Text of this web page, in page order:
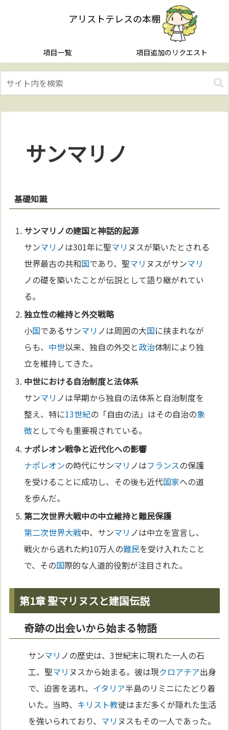
アリストテレスの本棚
項目一覧 項目追加のリクエスト
サンマリノ
基礎知識
サンマリ ノの建国と神話的起源
サンマリ ノは301年に聖マリ ヌスが築いたとされる
世界最古の共和国であり、聖マリ ヌスがサンマリ
ノの礎を築いたことが伝説として語り継がれてい
る。
独立性の維持と外交戦略
小国であるサンマリ ノは周囲の大国に挟まれなが
らも、 中世以来、独自の外交と政治体制により独
立を維持してきた。
中世における自治制度と法体系
サンマリ ノは早期から独自の法体系と自治制度を
整え、特に13世紀の「自由の法」はその自治の象
徴として今も重要視されている。
ナポレオン戦争と近代化への影響
ナポレオンの時代にサンマリ ノはフランスの保護
を受けることに成功し、その後も近代国家への道
を歩んだ。
第二次世界大戦中の中立維持と難民保護
第二次世界大戦中、サンマリ ノは中立を宣言し、
戦火から逃れた約10万人の難民を受け入れたこと
で、その国際的な人道的役割が注目された。
第1章 聖マリヌスと建国伝説
奇跡の出会いから始まる物語
サンマリ ノの歴史は、3世紀末に現れた一人の石
工、聖マリ ヌスから始まる。彼は現クロアチア出身
で、迫害を逃れ、 イタリア半島のリミニにたどり着
いた。当時、 キリスト教徒はまだ多くが隠れた生活
を強いられており、 マリ ヌスもその一人であった。